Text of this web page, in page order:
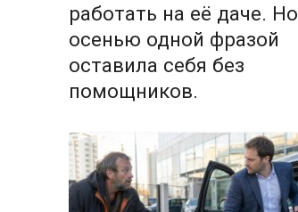
работать на её даче. Но
осенью одной фразой
оставила себя без
помощников.